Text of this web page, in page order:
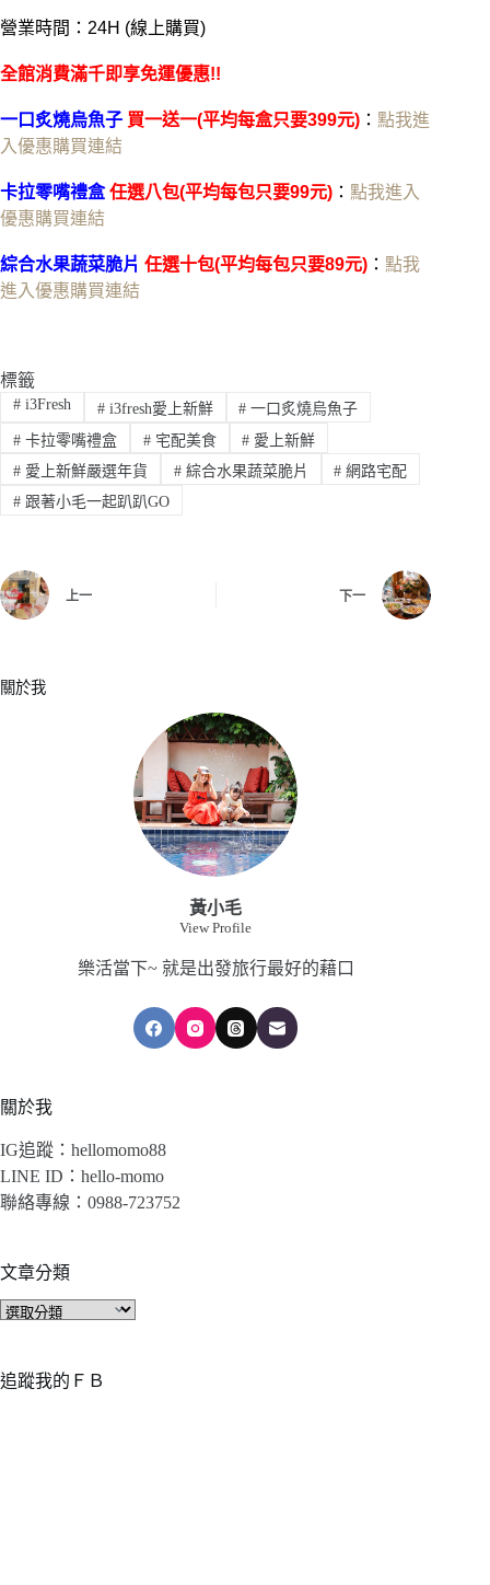
營業時間：24H (線上購買)
全館消費滿千即享免運優惠!!
一口炙燒烏魚子 買一送一(平均每盒只要399元) ： 點我進
入優惠購買連結
卡拉零嘴禮盒任選八包(平均每包只要99元) ： 點我進入
優惠購買連結
綜合水果蔬菜脆片 任選十包(平均每包只要89元) ： 點我
進入優惠購買連結
標籤
#i3Fresh #i3fresh愛上新鮮 # 一口炙燒烏魚子
#卡拉零嘴禮盒 #宅配美食 # 愛上新鮮
#愛上新鮮嚴選年貨 #綜合水果蔬菜脆片 # 網路宅配
#跟著小毛一起趴趴GO
上一 下一
關於我
黃小毛
View Profile
樂活當下~ 就是出發旅行最好的藉口
關於我
IG追蹤：hellomomo88
LINE ID：hello-momo
聯絡專線：0988-723752
文章分類
文
類
追蹤我的ＦＢ